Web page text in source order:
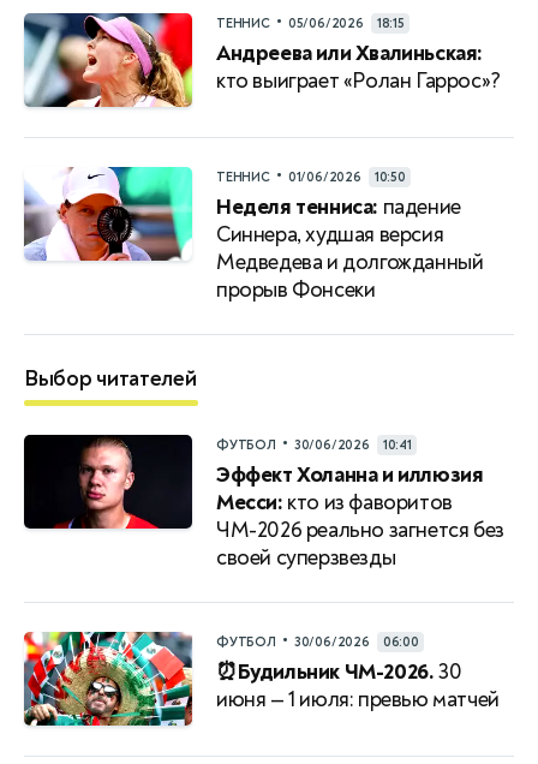
ТЕННИС • 05/06/2026 18:15
Андреева или Хвалиньская:
кто выиграет «Ролан Гаррос»?
ТЕННИС • 01/06/2026 10:50
Неделя тенниса: падение
Синнера, худшая версия
Медведева и долгожданный
прорыв Фонсеки
Выбор читателей
ФУТБОЛ • 30/06/2026 10:41
Эффект Холанна и иллюзия
Месси: кто из фаворитов
ЧМ-2026 реально загнется без
своей суперзвезды
ФУТБОЛ • 30/06/2026 06:00
⏰Будильник ЧМ-2026.30
июня — 1 июля: превью матчей